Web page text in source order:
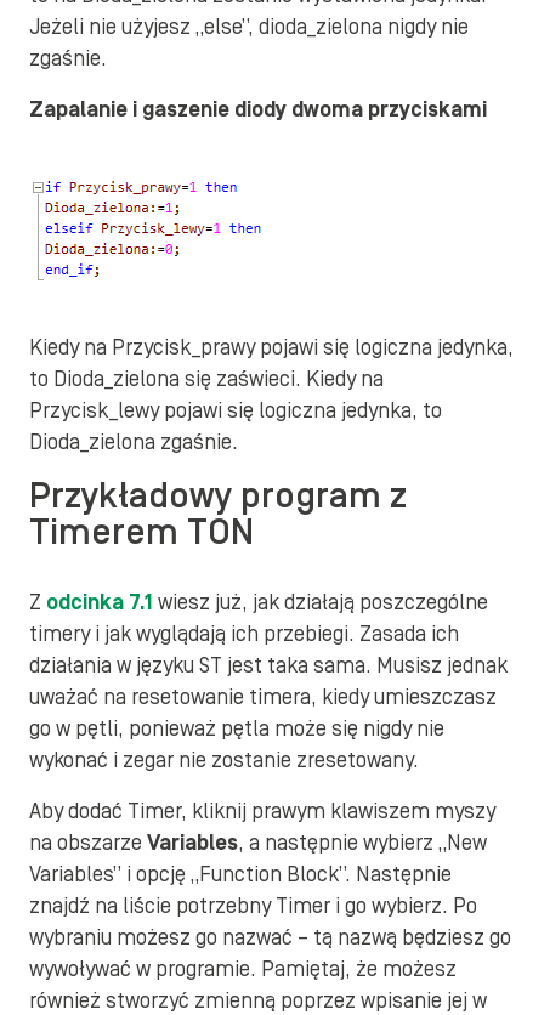
Jeżeli nie użyjesz „else”, dioda_zielona nigdy nie
zgaśnie.
Zapalanie i gaszenie diody dwoma przyciskami
Kiedy na Przycisk_prawy pojawi się logiczna jedynka,
to Dioda_zielona się zaświeci. Kiedy na
Przycisk_lewy pojawi się logiczna jedynka, to
Dioda_zielona zgaśnie.
Przykładowy program z
Timerem TON
Z odcinka 7.1 wiesz już, jak działają poszczególne
timery i jak wyglądają ich przebiegi. Zasada ich
działania w języku ST jest taka sama. Musisz jednak
uważać na resetowanie timera, kiedy umieszczasz
go w pętli, ponieważ pętla może się nigdy nie
wykonać i zegar nie zostanie zresetowany.
Aby dodać Timer, kliknij prawym klawiszem myszy
na obszarze Variables, a następnie wybierz „New
Variables” i opcję „Function Block”. Następnie
znajdź na liście potrzebny Timer i go wybierz. Po
wybraniu możesz go nazwać – tą nazwą będziesz go
wywoływać w programie. Pamiętaj, że możesz
również stworzyć zmienną poprzez wpisanie jej w